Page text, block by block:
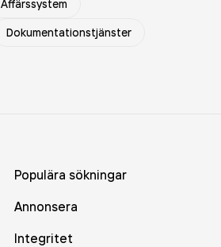
Affärssystem
Dokumentationstjänster
Populära sökningar
Annonsera
Integritet